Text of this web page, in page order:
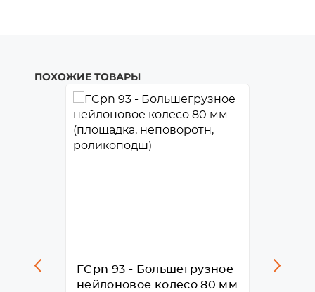
ПОХОЖИЕ ТОВАРЫ
FCpn 93 - Большегрузное
нейлоновое колесо 80 мм
SCpn